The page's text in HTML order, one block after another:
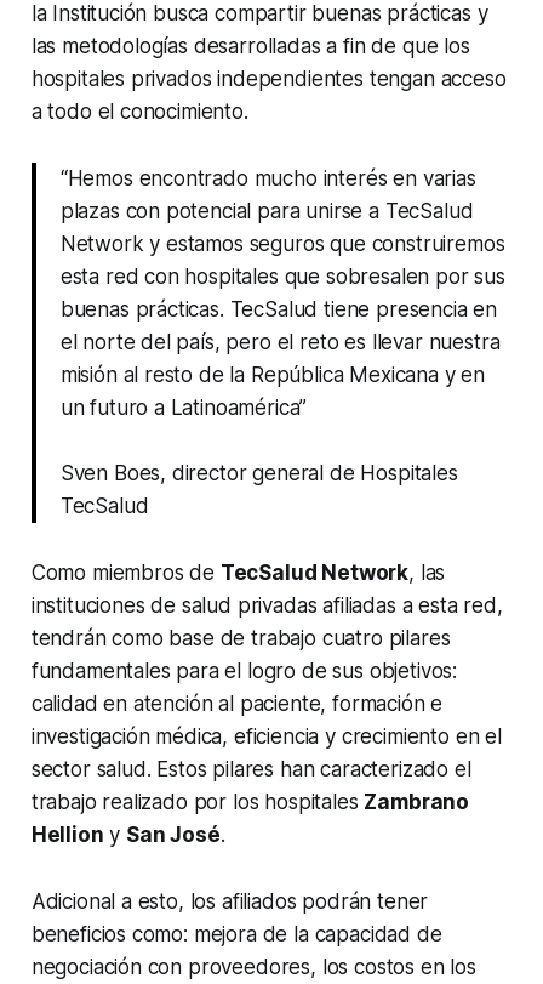
la Institución busca compartir buenas prácticas y
las metodologías desarrolladas a fin de que los
hospitales privados independientes tengan acceso
a todo el conocimiento.
“Hemos encontrado mucho interés en varias
plazas con potencial para unirse a TecSalud
Network y estamos seguros que construiremos
esta red con hospitales que sobresalen por sus
buenas prácticas. TecSalud tiene presencia en
el norte del país, pero el reto es llevar nuestra
misión al resto de la República Mexicana y en
un futuro a Latinoamérica”
Sven Boes, director general de Hospitales
TecSalud
Como miembros de TecSalud Network, las
instituciones de salud privadas afiliadas a esta red,
tendrán como base de trabajo cuatro pilares
fundamentales para el logro de sus objetivos:
calidad en atención al paciente, formación e
investigación médica, eficiencia y crecimiento en el
sector salud. Estos pilares han caracterizado el
trabajo realizado por los hospitales Zambrano
Hellion y San José.
Adicional a esto, los afiliados podrán tener
beneficios como: mejora de la capacidad de
negociación con proveedores, los costos en los